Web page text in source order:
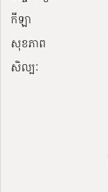
កីឡា
សុខភាព
សិល្បៈ